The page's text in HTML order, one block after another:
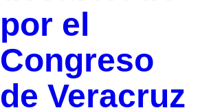
por el
Congreso
de Veracruz